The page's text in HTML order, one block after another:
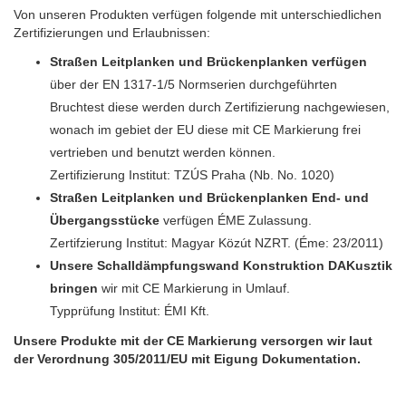
Von unseren Produkten verfügen folgende mit unterschiedlichen
Zertifizierungen und Erlaubnissen:
Straßen Leitplanken und Brückenplanken verfügen
über der EN 1317-1/5 Normserien durchgeführten
Bruchtest diese werden durch Zertifizierung nachgewiesen,
wonach im gebiet der EU diese mit CE Markierung frei
vertrieben und benutzt werden können.
Zertifizierung Institut: TZÚS Praha (Nb. No. 1020)
Straßen Leitplanken und Brückenplanken End- und
Übergangsstücke verfügen ÉME Zulassung.
Zertifzierung Institut: Magyar Közút NZRT. (Éme: 23/2011)
Unsere Schalldämpfungswand Konstruktion DAKusztik
bringen wir mit CE Markierung in Umlauf.
Typprüfung Institut: ÉMI Kft.
Unsere Produkte mit der CE Markierung versorgen wir laut
der Verordnung 305/2011/EU mit Eigung Dokumentation.